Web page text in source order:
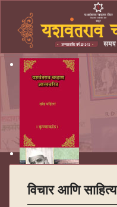
विचार आणि साहित्य